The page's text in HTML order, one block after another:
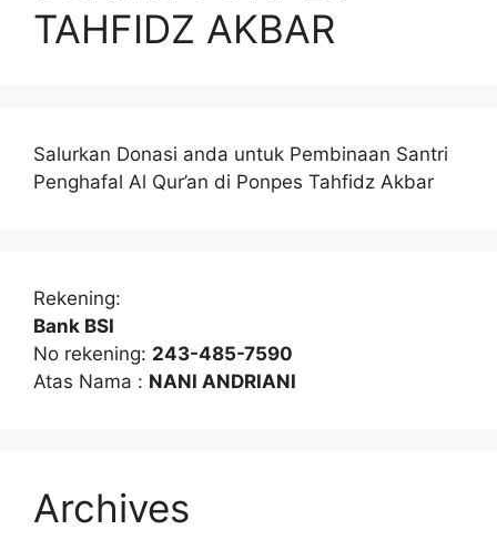
TAHFIDZ AKBAR
Salurkan Donasi anda untuk Pembinaan Santri
Penghafal Al Qur’an di Ponpes Tahfidz Akbar
Rekening:
Bank BSI
No rekening: 243-485-7590
Atas Nama : NANI ANDRIANI
Archives